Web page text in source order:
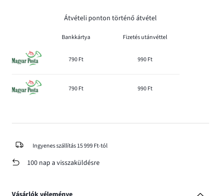
Átvételi ponton történő átvétel
Bankkártya Fizetés utánvéttel
790 Ft 990 Ft
790 Ft 990 Ft
Ingyenes szállítás 15 999 Ft-tól
100 nap a visszaküldésre